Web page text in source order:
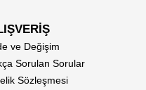
ve Değişim
Sorulan Sorular
Sözleşmesi